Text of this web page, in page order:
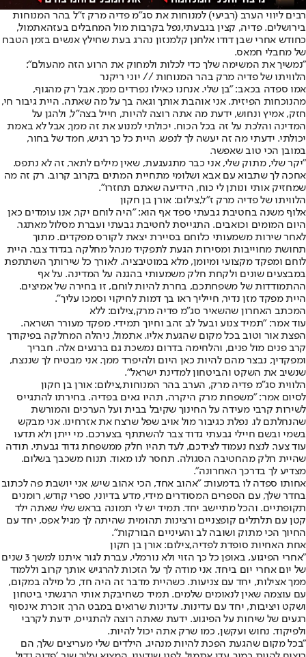
רבים ליווי הערב (רביעי) למנוחות את סג"מ פדיה מרק ז"ל בהר המנוחות
בירושלים. פדיה, קצין בגבעתי,נפל בקרבות מול המחבלים בעזהאתמול,
כחודש אחרי שבן דודו אלחנן קלמנזון נהרג בעת שחילץ אנשים בזמן הטבח
של מחבלי חמאס.
״נמשיך את המשימה שלך כדי לכלות ולמחוק את הרוע הזה מהעולם״:
הלוויתו של פדיה מרק בהר המנוחות // יוני ריקנר
אמו ספדה בכאב: "בן שלי. אנחנו כאילו נפרדים ממך, אבל רק מהגוף,
מהנוכחות הפיזית. אני אוהבת אותך וגאה בך על מה שאתה. היית גיבור חי,
חזק, אמיץ ונחוש, ידעת מה אתה רוצה להיות, חייל בצה"ל, ולהגן על
המדינה והלכת על זה בכל הכוח. יכולתי למנוע את זה ממך, אבל לא באמת
יכולתי. ידעתי מה זה יעשה לך לנפש. היית כל כך רגיש, חמד של בחור,
במובן הכי טוב שאפשר.
"יקר שלי, מתוק שלי, אני כבר מתגעגעת, שאין מילים לתאר, זה לא נתפס.
אחכה לך שתבוא עם אבא ושלומי מתחיית המתים בקרוב קרוב. רק זה מה
שמחזיק אותי ונותן לי כוח, הידיעה שאתם תחזרו".
הלוויתו של פדיה מרק ז"ל,צילום: אורן בן חקון
אלוף משנה בחטיבת גבעתי ספד אף הוא: "היה לוחם יקר, אנו עומדים כאן
היום המומים וכואבים. התגייסת לחטיבת גבעתי ועברת מסלול מאתגר.
לאחר שירות משמעותי כלוחם בסיירת יצאת לקורס מפקדים. מתוך
תחושת מחוייבות ומסירות הגעת לתפקיד מנהל מחלקה בגדוד צבר. היית
לוחם ומפקד מקצועי ומיומן, מלא במוטיבציה. לאורך כל שירותך השתתפת
במבצעים שונים ולקחת חלק משמעותי בהגנה על המדינה. על אף
ההתמודדות של משפחתכם, בחרת להיות לוחם, זו בחירה של אמיצים.
היית מפקד מזן נדיר, חייליך ראו בך דמות לחיקוי וסמכו עליך".
המכתב האחרון שהשאיר סג"מ פדיה מרק,צילום: ללא
עוד אמר: "תמיד צנוע ובעל לב זהב וחיוך תמידי. מפקד מעורר השראה.
הפצת אור וטוב בכל מקום שהגעת אליו. אתמול, ניהלה המחלקה בפיקודך
קרב פנים מול פנים, והלחימה בדרום נמשכת גם ברגעים אלה. חבריך
ומפקדיך, נבצר מהם להיות כאן היום ולהיפרד ממך. אני מבטיח לך שננצח,
שנשיב את השקט והביטחון למדינת ישראל".
הלווית סג"מ פדיה מרק, הערב בהר המנוחות,צילום: אורן בן חקון
לסיום אמר: "משפחת מרק היקרה, תהיו גאים בפדיה. בחירתו להתגייס
לשירות קרבי מעידה על החינוך שקיבל בבית ועל הערכים והמורשת
שהנחלתם לו. נפלת כגיבור מול אויב שפל שרצח את אזרחינו. אני מבקש
בשמי ובשם חיילי גבעתי גדוד צבר להשתתף בצערכם. מי ייתן ולא תדעו
עוד צער. לנצח נעמוד לצידכם, לעד תהיו חלק ממשפחת גדוד גבעתי. תודה
שהיית חלק מהחטיבה הסגולה. תחסר לנו מאוד. תנוח משכבך בשלום.
מצדיע לך בדרכך האחרונה".
אחותו ספדה לו בדמעות: "אהוב אחד, הכי אהוב שיש, אני יושבת פה לכתוב
בחדר שלך, עם הספרים המסודרים מידי, מדע בדיוני, ספרי קודש, רומנים
תקופתיים. והכל מתיישב יחד. תמיד יש לי תמונה בראש שלי שאתה ילד
קטן עם תלתלים קופצניים ורצינות תהומית שהיתה לך מגיל אפס, יחד עם
החיוך הכי מתוק ושובה לב והעיניים הבורקות".
אחת האחיות סופדת לפדיה,צילום: אורן בן חקון
"אחרי הפיגוע, באופן כל כך הזוי ולא נורמלי, עברת לגור איתנו למשך 3 שנים
של יום אחרי יום ביחד. אני מודה לך על הזכות להרגיש אותך קרוב וללמוד
ממך אצילות, יחד עם צניעות. כשהיית מדבר זה היה חד, כל מילה במקום,
עם עוצמה שאין לנאומים שלמים. תמיד כשחיבקת אותי הרגשתי ביטחון
ושקט ויציבות, יחד עם עדינות. עדינות שרואים במבט הרך. זוכרת אינסוף
רגעים של שיחות על הפיגוע. ידעת שאתה רוצה להתגייס, ידעת לקרבי
ולפיקוד. נחוש ועקשן, כמו שרק אתה יכול להיות.
"בכל מקום שהגעת הפכת להיות מנהיג. הילדים שלי מעריצים שלך, הם